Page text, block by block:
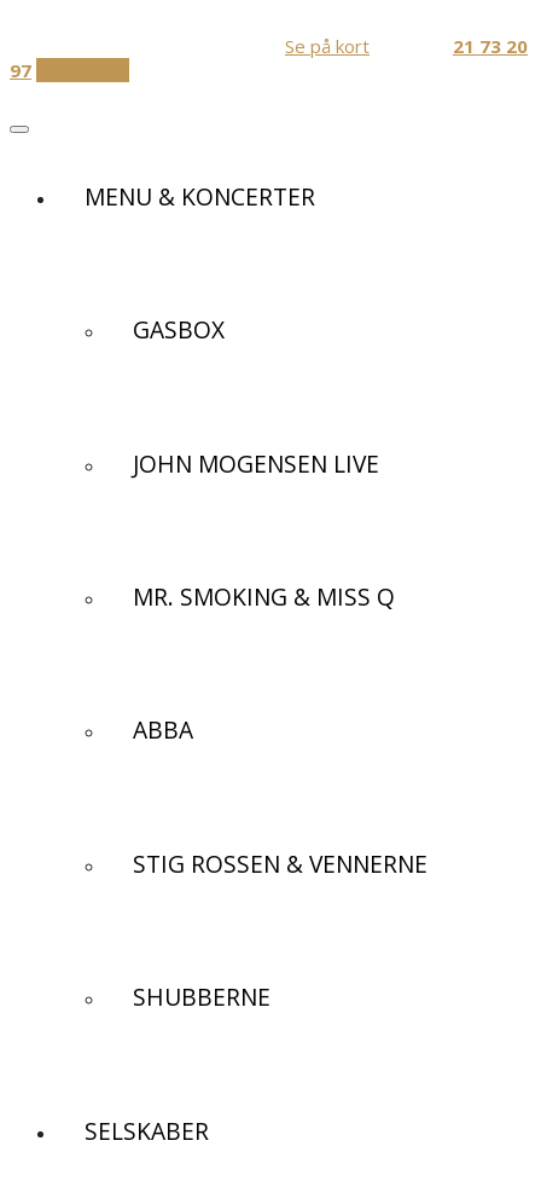
content
Se på kort
21 73 20
97
MENU & KONCERTER
GASBOX
JOHN MOGENSEN LIVE
MR. SMOKING & MISS Q
ABBA
STIG ROSSEN & VENNERNE
SHUBBERNE
SELSKABER